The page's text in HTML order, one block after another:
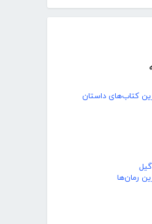
کتاب‌های داستان
رمان‌ها